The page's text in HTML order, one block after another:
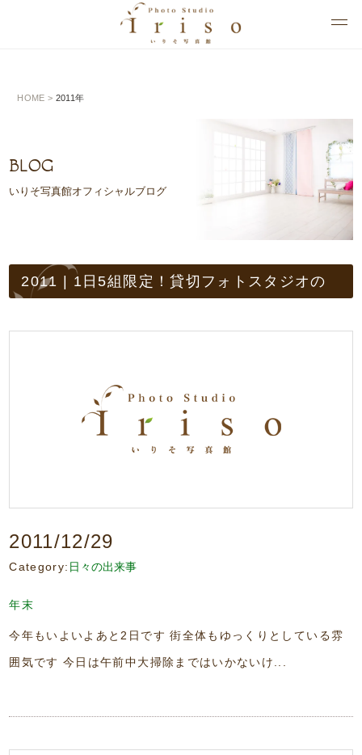
HOME > 2011年
BLOG
いりそ写真館オフィシャルブログ
2011 | 1日5組限定！貸切フォトスタジオの
2011/12/29
Category: 日々の出来事
年末
今年もいよいよあと2日です 街全体もゆっくりとしている雰
囲気です 今日は午前中大掃除まではいかないけ...